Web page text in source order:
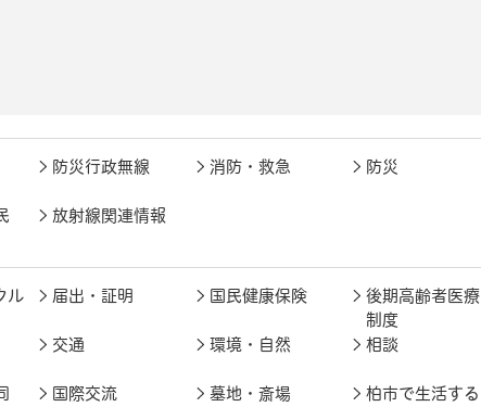
防災行政無線 消防・救急 防災
放射線関連情報
ル 届出・証明 国民健康保険
後期高齢者医療
制度
交通 環境・自然 相談
国際交流 墓地・斎場
柏市で生活する